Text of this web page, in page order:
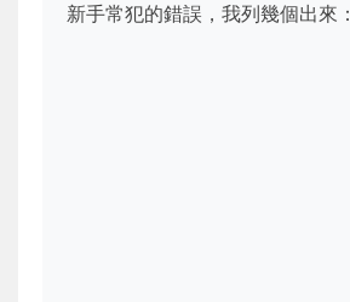
新手常犯的錯誤，我列幾個出來：